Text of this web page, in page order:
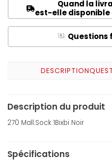
Quand la
est-elle disponible
Q Questions
DESCRIPTION
Description du produit
270 Mall.Sock 1Bixbi Noir
Spécifications